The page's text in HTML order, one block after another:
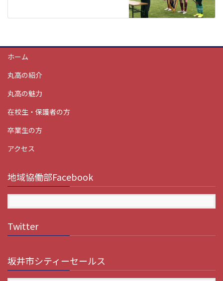
ホーム
丸高の紹介
丸高の魅力
在校生・保護者の方
卒業生の方
アクセス
地域協働部Facebook
Twitter
坂井市シティーセールス